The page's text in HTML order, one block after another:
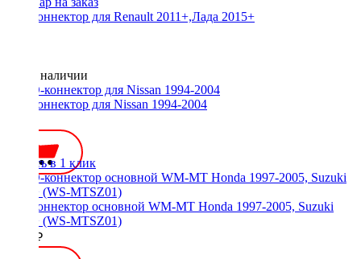
ISO-коннектор для Renault 2011+,Лада 2015+
Нет в наличии
ISO-коннектор для Nissan 1994-2004
Купить в 1 клик
ISO-коннектор основной WM-MT Honda 1997-2005, Suzuki
2002+ (WS-MTSZ01)
1000 ₽